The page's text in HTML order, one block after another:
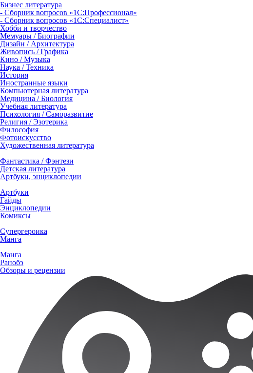
Бизнес литература
- Сборник вопросов «1С:Профессионал»
- Сборник вопросов «1С:Специалист»
Хобби и творчество
Мемуары / Биографии
Дизайн / Архитектура
Живопись / Графика
Кино / Музыка
Наука / Техника
История
Иностранные языки
Компьютерная литература
Медицина / Биология
Учебная литература
Психология / Саморазвитие
Религия / Эзотерика
Философия
Фотоискусство
Художественная литература
Фантастика / Фэнтези
Детская литература
Артбуки, энциклопедии
Артбуки
Гайды
Энциклопедии
Комиксы
Супергероика
Манга
Манга
Ранобэ
Обзоры и рецензии